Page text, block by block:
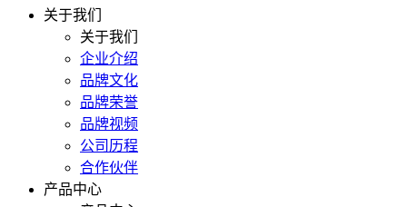
关于我们
关于我们
企业介绍
品牌文化
品牌荣誉
品牌视频
公司历程
合作伙伴
产品中心